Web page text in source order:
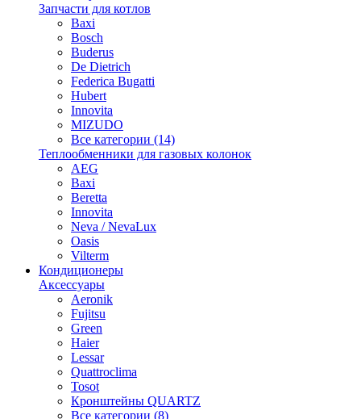
Запчасти для котлов
Baxi
Bosch
Buderus
De Dietrich
Federica Bugatti
Hubert
Innovita
MIZUDO
Все категории (14)
Теплообменники для газовых колонок
AEG
Baxi
Beretta
Innovita
Neva / NevaLux
Oasis
Vilterm
Кондиционеры
Аксессуары
Aeronik
Fujitsu
Green
Haier
Lessar
Quattroclima
Tosot
Кронштейны QUARTZ
Все категории (8)